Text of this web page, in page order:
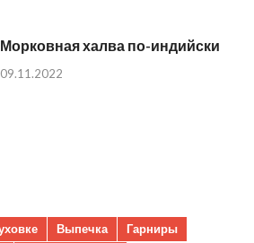
Морковная халва по-индийски
09.11.2022
Выпечка
Гарниры